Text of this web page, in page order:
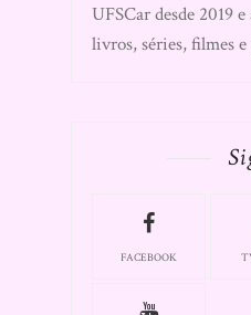
UFSCar desde 2019
livros, séries, filmes
FACEBOOK